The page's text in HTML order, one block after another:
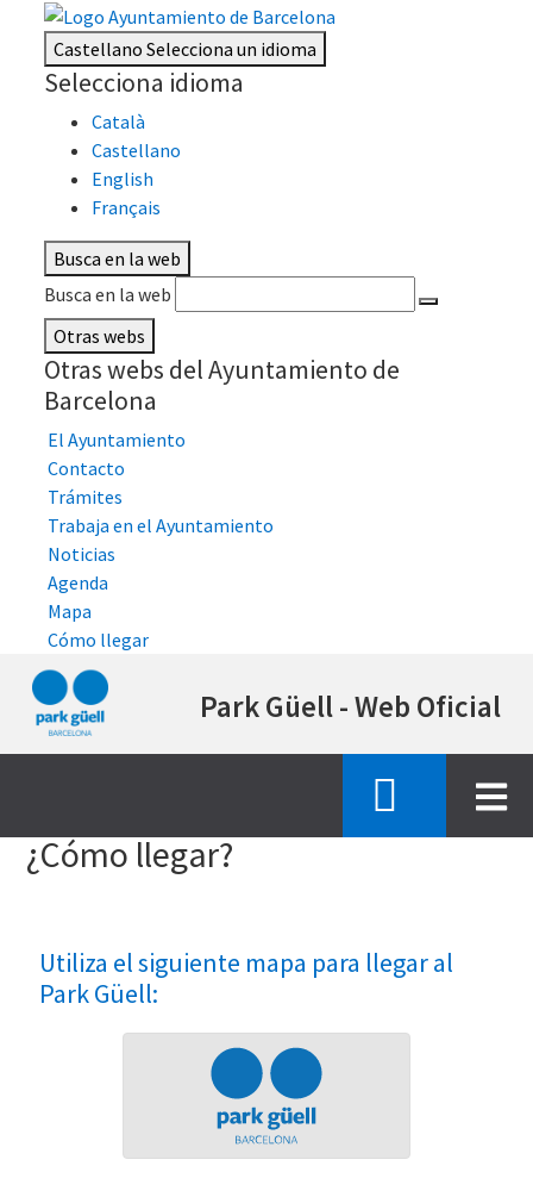
CastellanoSelecciona un idioma
Selecciona idioma
Català
Castellano
English
Français
Busca en la web
Busca en la web
Otras webs
Otras webs del Ayuntamiento de
Barcelona
El Ayuntamiento
Contacto
Trámites
Trabaja en el Ayuntamiento
Noticias
Agenda
Mapa
Cómo llegar
al
principal
Park Güell - Web Oficial
¿Cómo llegar?
Utiliza el siguiente mapa para llegar al
Park Güell: